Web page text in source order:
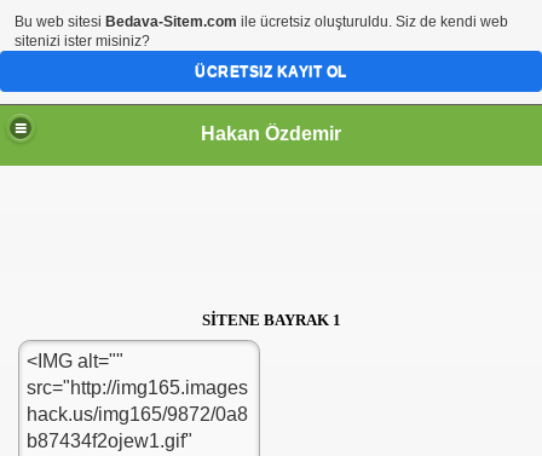
Hakan Özdemir
SİTENE BAYRAK 1
Bu web sitesi Bedava-Sitem.com ile ücretsiz oluşturuldu. Siz de kendi web
sitenizi ister misiniz?
ÜCRETSIZ KAYIT OL